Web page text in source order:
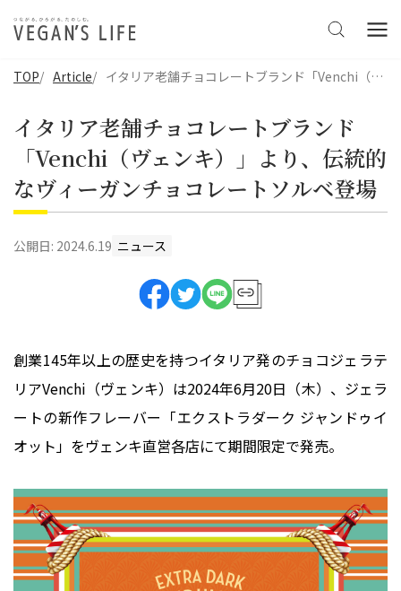
TOP Article イタリア老舗チョコレートブランド「Venchi（ヴェンキ）」より、伝統的なヴィーガンチョコレートソルベ登場
イタリア老舗チョコレートブランド
「Venchi（ヴェンキ）」より、伝統的
なヴィーガンチョコレートソルベ登場
公開日: 2024.6.19 ニュース
創業145年以上の歴史を持つイタリア発のチョコジェラテ
リアVenchi（ヴェンキ）は2024年6月20日（木）、ジェラ
ートの新作フレーバー「エクストラダーク ジャンドゥイ
オット」をヴェンキ直営各店にて期間限定で発売。